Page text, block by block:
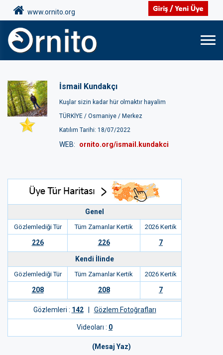
www.ornito.org
İsmail Kundakçı
Kuşlar sizin kadar hür olmaktır hayalim
TÜRKİYE / Osmaniye / Merkez
Katılım Tarihi: 18/07/2022
WEB: ornito.org/ismail.kundakci
Genel
Gözlemlediği Tür Tüm Zamanlar Kertik 2026 Kertik
226 226 7
Kendi İlinde
Gözlemlediği Tür Tüm Zamanlar Kertik 2026 Kertik
208 208 7
Gözlemleri : 142| Gözlem Fotoğrafları
Videoları : 0
(Mesaj Yaz)